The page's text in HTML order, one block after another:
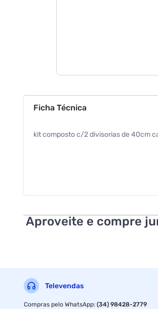
Ficha Técnica
kit composto c/2 divisorias de 40cm
Aproveite e compre
Televendas
Compras pelo WhatsApp:(34) 98428-2779